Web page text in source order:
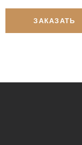
ЗАКАЗАТЬ